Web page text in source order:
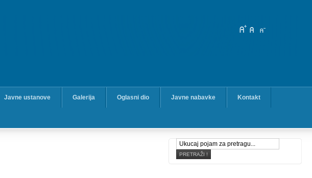
Javne ustanove Galerija Oglasni dio Javne nabavke Kontakt